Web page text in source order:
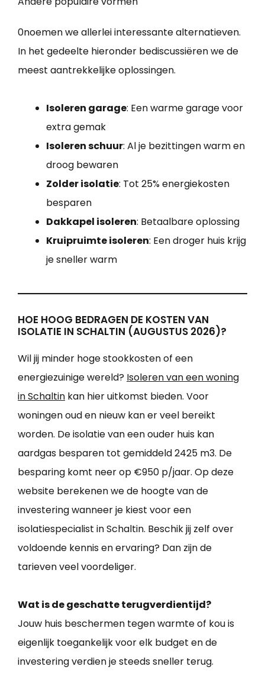
0noemen we allerlei interessante alternatieven.
In het gedeelte hieronder bediscussiëren we de
meest aantrekkelijke oplossingen.
Isoleren garage: Een warme garage voor
extra gemak
Isoleren schuur: Al je bezittingen warm en
droog bewaren
Zolder isolatie: Tot 25% energiekosten
besparen
Dakkapel isoleren: Betaalbare oplossing
Kruipruimte isoleren: Een droger huis krijg
je sneller warm
HOE HOOG BEDRAGEN DE KOSTEN VAN
ISOLATIE IN SCHALTIN (AUGUSTUS 2026)?
Wil jij minder hoge stookkosten of een
energiezuinige wereld? Isoleren van een woning
in Schaltin kan hier uitkomst bieden. Voor
woningen oud en nieuw kan er veel bereikt
worden. De isolatie van een ouder huis kan
aardgas besparen tot gemiddeld 2425 m3. De
besparing komt neer op €950 p/jaar. Op deze
website berekenen we de hoogte van de
investering wanneer je kiest voor een
isolatiespecialist in Schaltin. Beschik jij zelf over
voldoende kennis en ervaring? Dan zijn de
tarieven veel voordeliger.
Wat is de geschatte terugverdientijd?
Jouw huis beschermen tegen warmte of kou is
eigenlijk toegankelijk voor elk budget en de
investering verdien je steeds sneller terug.